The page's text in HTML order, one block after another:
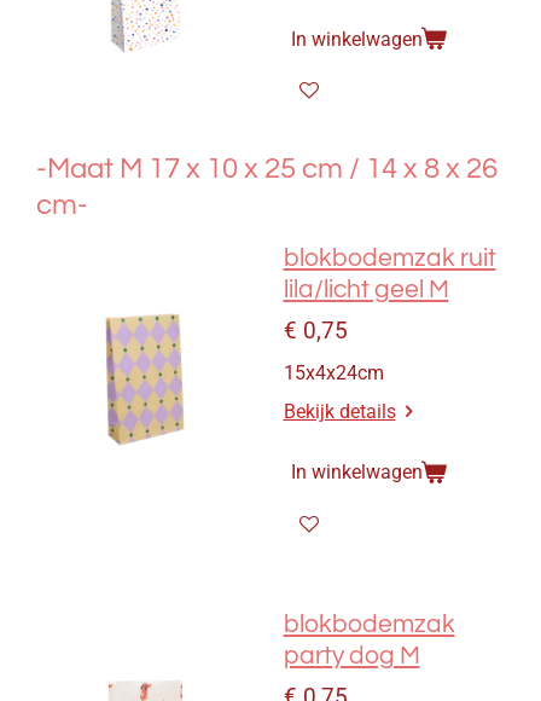
In winkelwagen
-Maat M 17 x 10 x 25 cm / 14 x 8 x 26
cm-
blokbodemzak ruit
lila/licht geel M
€ 0,75
15x4x24cm
Bekijk details
In winkelwagen
blokbodemzak
party dog M